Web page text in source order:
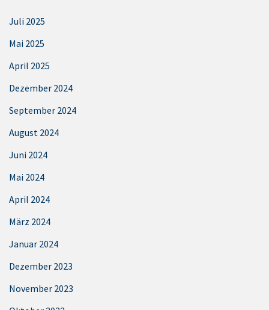
Juli 2025
Mai 2025
April 2025
Dezember 2024
September 2024
August 2024
Juni 2024
Mai 2024
April 2024
März 2024
Januar 2024
Dezember 2023
November 2023